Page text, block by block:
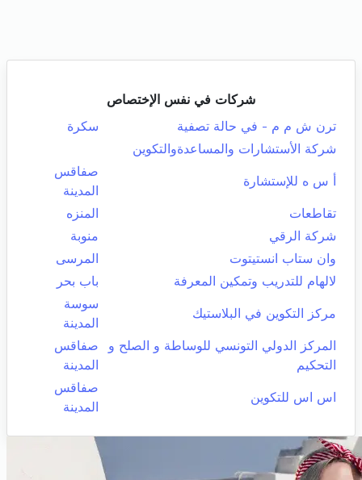
شركات في نفس الإختصاص
ترن ش م م - في حالة تصفية
سكرة
شركة الأستشارات والمساعدةوالتكوين
أ س ه للإستشارة
صفاقس
المدينة
تقاطعات
المنزه
شركة الرقي
منوبة
وان ستاب انستيتوت
المرسى
لالهام للتدريب وتمكين المعرفة
باب بحر
مركز التكوين في البلاستيك
سوسة
المدينة
المركز الدولي التونسي للوساطة و الصلح و
التحكيم
صفاقس
المدينة
اس اس للتكوين
صفاقس
المدينة